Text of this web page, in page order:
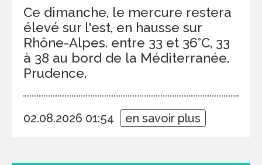
Ce dimanche, le mercure restera
élevé sur l'est, en hausse sur
Rhône-Alpes. entre 33 et 36°C, 33
à 38 au bord de la Méditerranée.
Prudence.
02.08.2026 01:54 en savoir plus